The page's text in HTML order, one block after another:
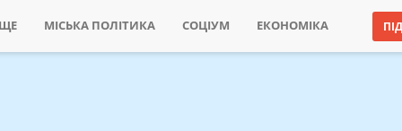
МІСЬКА ПОЛІТИКА СОЦІУМ ЕКОНОМІКА